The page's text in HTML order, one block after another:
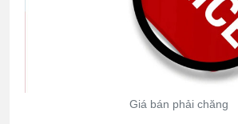
Giá bán phải chăng